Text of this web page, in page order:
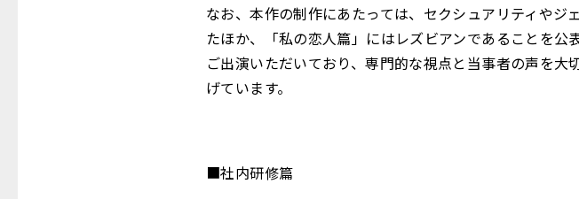
なお、本作の制作にあたっては、セクシュアリティや
たほか、「私の恋人篇」にはレズビアンであることを
ご出演いただいており、専門的な視点と当事者の声を
げています。
■社内研修篇